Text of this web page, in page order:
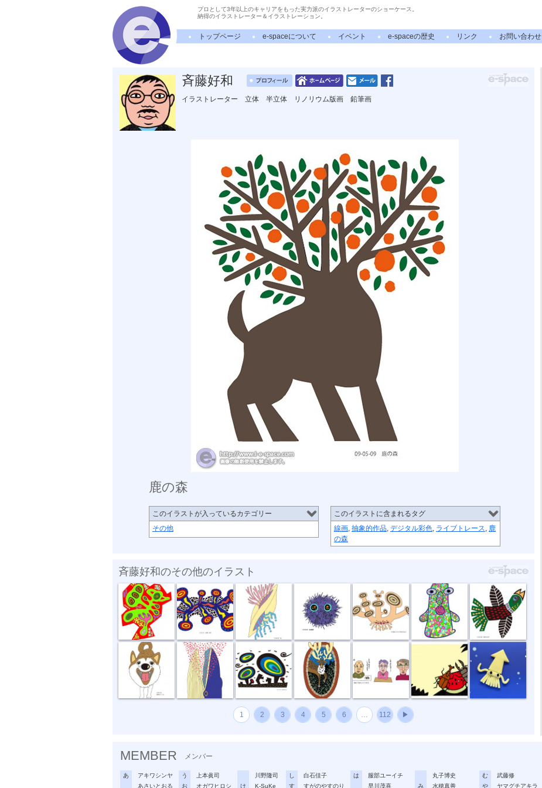
プロとして3年以上のキャリアをもった実力派のイラストレーターのショーケース。
納得のイラストレーター＆イラストレーション。
トップページ e-spaceについて イベント e-spaceの歴史 リンク お問い合わせ
斉藤好和
イラストレーター 立体 半立体 リノリウム版画 鉛筆画
鹿の森
このイラストが入っているカテゴリー
その他
このイラストに含まれるタグ
線画, 抽象的作品, デジタル彩色, ライブトレース, 鹿
の森
斉藤好和のその他のイラスト
めぐる想い 放電１秒前 貝 星をめざす
お散歩行こうよ 食事風景 ク... 風が強い夜 困りましたね 好物 イカがなものか
1 2 3 4 5 6 … 112 ▶
MEMBER メンバー
あ
アキワシンヤ
あさいとおる
う
上本眞司
お
オガワヒロシ
川野隆司
け
K-SuKe
し
白石佳子
す
すがのやすのり
は
服部ユーイチ
早川茂喜
丸子博史
み
水穂真善
む
武藤修
や
ヤマグチアキラ